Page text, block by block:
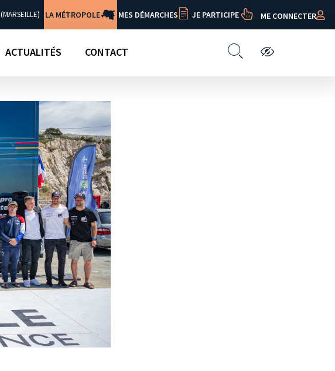
(MARSEILLE) LA MÉTROPOLE MES DÉMARCHES JE PARTICIPE ME CONNECTER
ACTUALITÉS CONTACT